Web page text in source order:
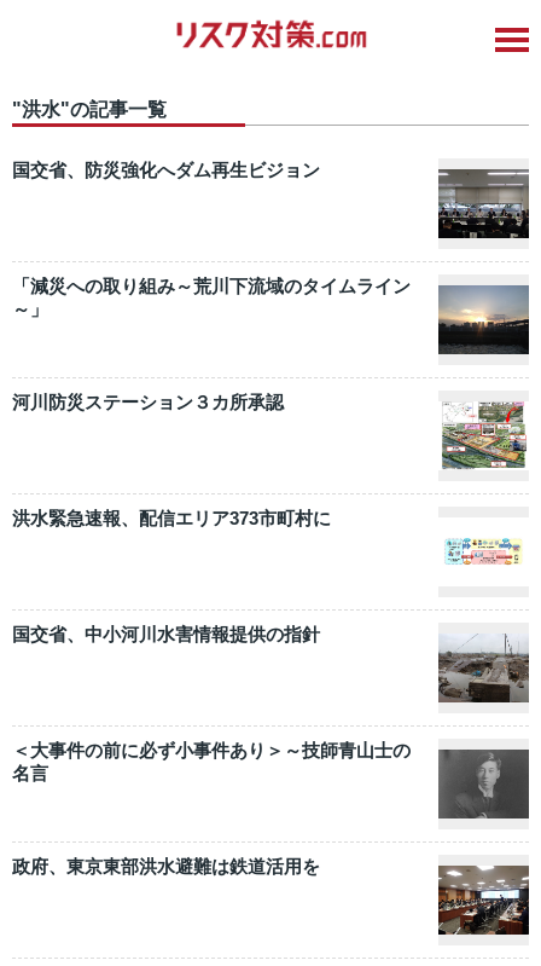
"洪水"の記事一覧
国交省、防災強化へダム再生ビジョン
「減災への取り組み～荒川下流域のタイムライン
～」
河川防災ステーション３カ所承認
洪水緊急速報、配信エリア373市町村に
国交省、中小河川水害情報提供の指針
＜大事件の前に必ず小事件あり＞～技師青山士の
名言
政府、東京東部洪水避難は鉄道活用を